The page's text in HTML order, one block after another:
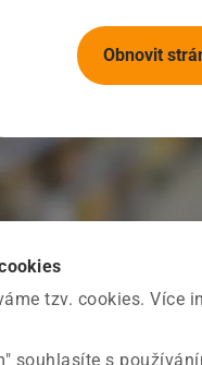
tzv. cookies. Více
souhlasíte s
Obnovit